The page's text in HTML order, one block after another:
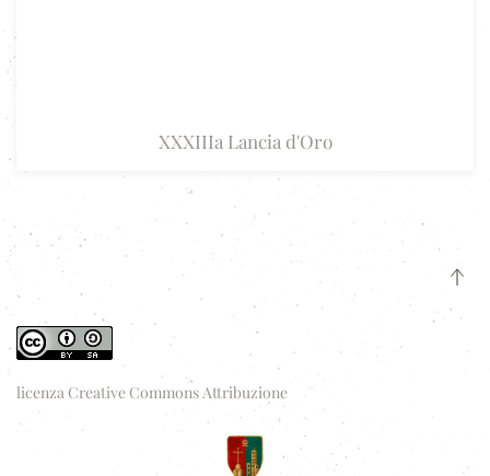
XXXIIIa Lancia d'Oro
licenza Creative Commons Attribuzione